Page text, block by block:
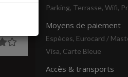
Parking, Terrasse, Wifi,
Moyens de paiement
Espèces, Eurocard /
Visa, Carte Bleue
Accès & transports